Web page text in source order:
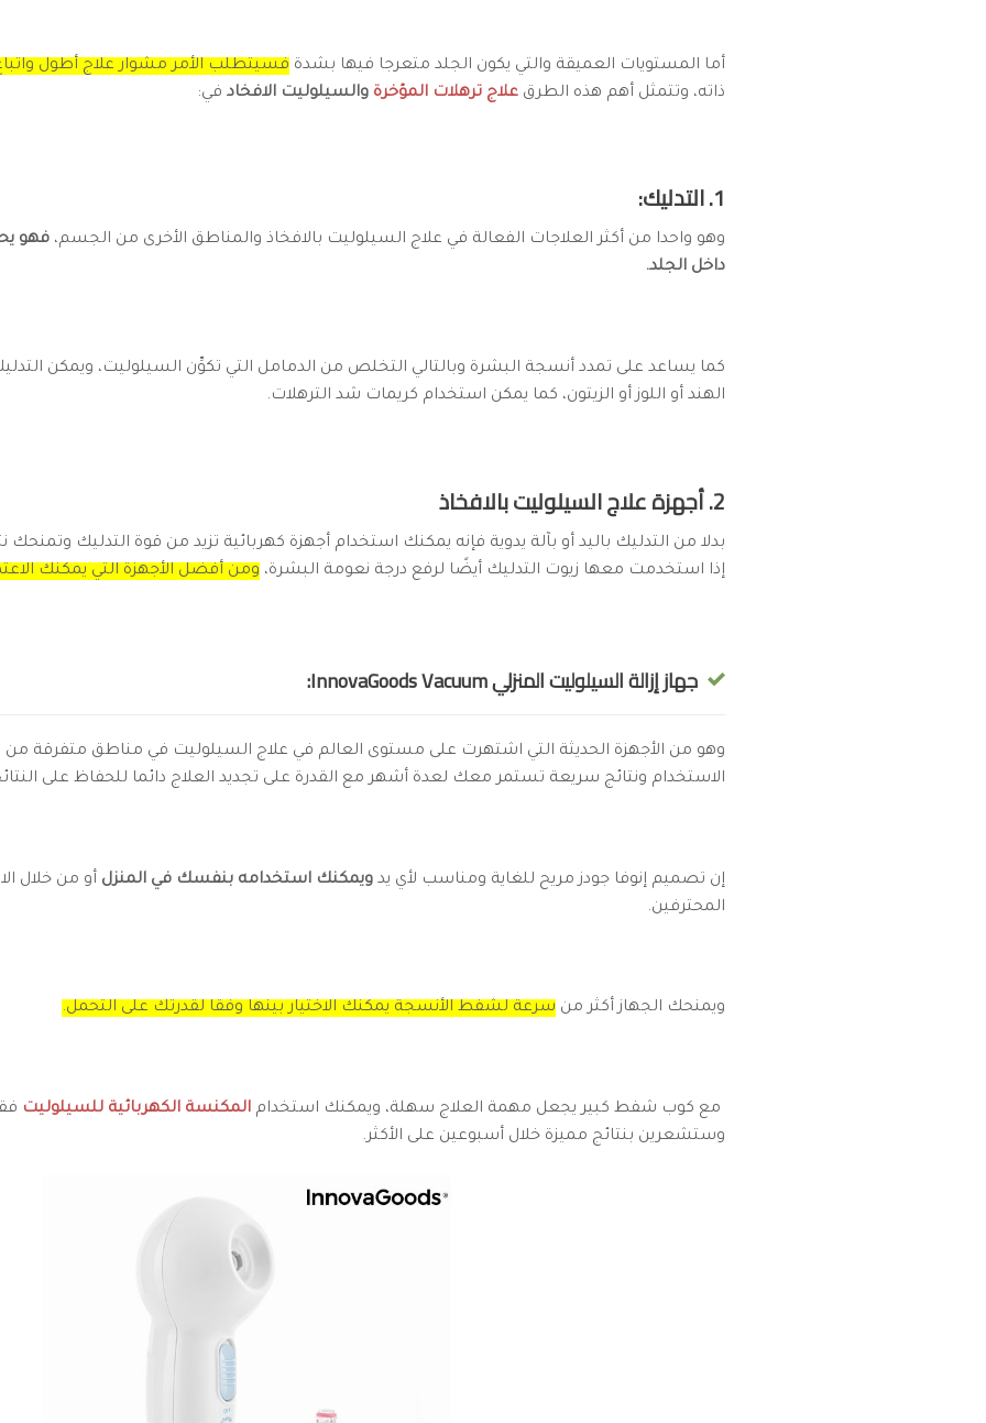
أما المستويات العميقة والتي يكون الجلد متعرجا فيها بشدة فسيتطلب الأمر مشوار علاج أطول
ذاته، وتتمثل أهم هذه الطرق علاج ترهلات المؤخرة والسيلوليت الافخاد في:
1. التدليك:
وهو واحدا من أكثر العلاجات الفعالة في علاج السيلوليت بالافخاذ والمناطق الأخرى من الجسم، فهو
داخل الجلد.
كما يساعد على تمدد أنسجة البشرة وبالتالي التخلص من الدمامل التي تكوِّن السيلوليت، ويمكن
الهند أو اللوز أو الزيتون، كما يمكن استخدام كريمات شد الترهلات.
2. أجهزة علاج السيلوليت بالافخاذ
بدلا من التدليك باليد أو بآلة يدوية فإنه يمكنك استخدام أجهزة كهربائية تزيد من قوة التدليك
إذا استخدمت معها زيوت التدليك أيضًا لرفع درجة نعومة البشرة، ومن أفضل الأجهزة التي يمكنك
جهاز إزالة السيلوليت المنزلي InnovaGoods Vacuum:
وهو من الأجهزة الحديثة التي اشتهرت على مستوى العالم في علاج السيلوليت في مناطق متفرقة
الاستخدام ونتائج سريعة تستمر معك لعدة أشهر مع القدرة على تجديد العلاج دائما للحفاظ على
إن تصميم إنوفا جودز مريح للغاية ومناسب لأي يد ويمكنك استخدامه بنفسك في المنزل أو من خلال
المحترفين.
ويمنحك الجهاز أكثر من سرعة لشفط الأنسجة يمكنك الاختيار بينها وفقا لقدرتك على التحمل.
مع كوب شفط كبير يجعل مهمة العلاج سهلة، ويمكنك استخدام المكنسة الكهربائية للسيلوليت
وستشعرين بنتائج مميزة خلال أسبوعين على الأكثر.